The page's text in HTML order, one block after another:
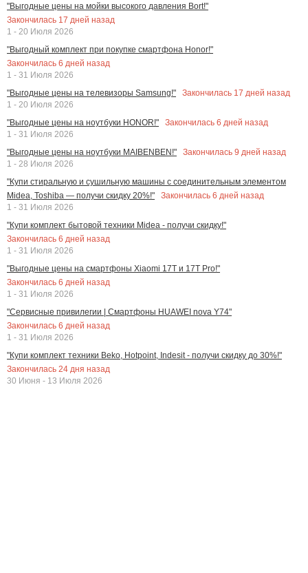
"Выгодные цены на мойки высокого давления Bort!"
Закончилась 17 дней назад
1 - 20 Июля 2026
"Выгодный комплект при покупке смартфона Honor!"
Закончилась 6 дней назад
1 - 31 Июля 2026
"Выгодные цены на телевизоры Samsung!"
Закончилась 17 дней назад
1 - 20 Июля 2026
"Выгодные цены на ноутбуки HONOR!"
Закончилась 6 дней назад
1 - 31 Июля 2026
"Выгодные цены на ноутбуки MAIBENBEN!"
Закончилась 9 дней назад
1 - 28 Июля 2026
"Купи стиральную и сушильную машины с соединительным элементом
Midea, Toshiba — получи скидку 20%!"
Закончилась 6 дней назад
1 - 31 Июля 2026
"Купи комплект бытовой техники Midea - получи скидку!"
Закончилась 6 дней назад
1 - 31 Июля 2026
"Выгодные цены на смартфоны Xiaomi 17T и 17T Pro!"
Закончилась 6 дней назад
1 - 31 Июля 2026
"Сервисные привилегии | Смартфоны HUAWEI nova Y74"
Закончилась 6 дней назад
1 - 31 Июля 2026
"Купи комплект техники Beko, Hotpoint, Indesit - получи скидку до 30%!"
Закончилась 24 дня назад
30 Июня - 13 Июля 2026